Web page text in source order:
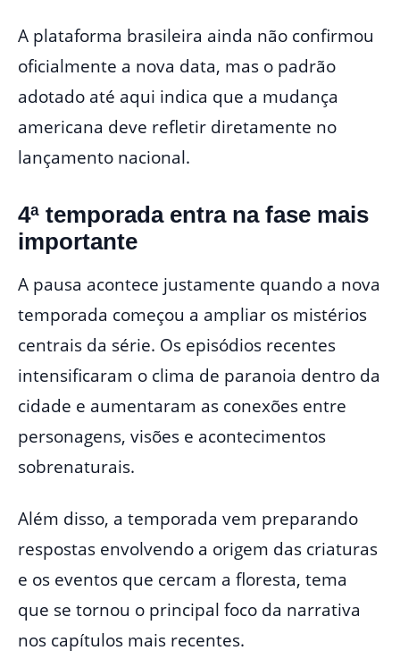
A plataforma brasileira ainda não confirmou
oficialmente a nova data, mas o padrão
adotado até aqui indica que a mudança
americana deve refletir diretamente no
lançamento nacional.
4ª temporada entra na fase mais
importante
A pausa acontece justamente quando a nova
temporada começou a ampliar os mistérios
centrais da série. Os episódios recentes
intensificaram o clima de paranoia dentro da
cidade e aumentaram as conexões entre
personagens, visões e acontecimentos
sobrenaturais.
Além disso, a temporada vem preparando
respostas envolvendo a origem das criaturas
e os eventos que cercam a floresta, tema
que se tornou o principal foco da narrativa
nos capítulos mais recentes.